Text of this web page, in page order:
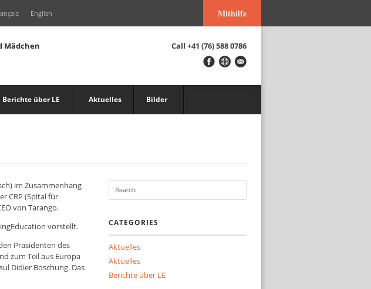
Mithilfe
English
Call +41 (76) 588 0786
Berichte über LE Aktuelles Bilder
im Zusammenhang
CRP (Spital für
von Tarango.
vorstellt.
Präsidenten des
zum Teil aus Europa
Didier Boschung. Das
CATEGORIES
Aktuelles
Aktuelles
Berichte über LE